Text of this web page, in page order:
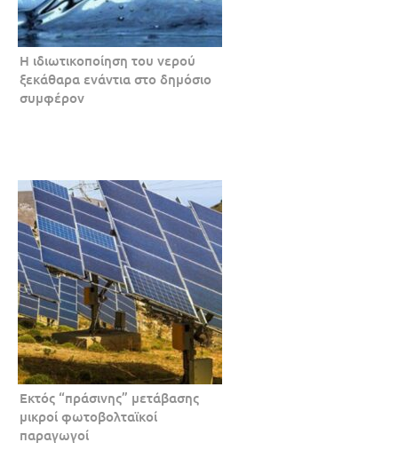
Η ιδιωτικοποίηση του νερού
ξεκάθαρα ενάντια στο δημόσιο
συμφέρον
Εκτός “πράσινης” μετάβασης
μικροί φωτοβολταϊκοί
παραγωγοί